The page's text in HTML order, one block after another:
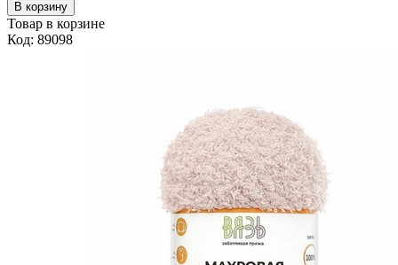
В корзину
Товар в корзине
Код: 89098